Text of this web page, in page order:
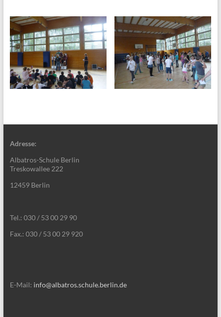
Adresse:
Albatros-Schule Berlin
Treskowallee 222
12459 Berlin
Tel.: 030 / 53 00 29 90
Fax.: 030 / 53 00 29 920
E-Mail: info@albatros.schule.berlin.de